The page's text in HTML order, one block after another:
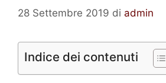
28 Settembre 2019 di admin
Indice dei contenuti